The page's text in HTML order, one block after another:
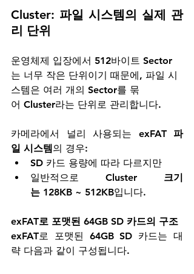
Cluster: 파일 시스템의 실제 관
리 단위
운영체제 입장에서 512바이트 Sector
는 너무 작은 단위이기 때문에, 파일 시
스템은 여러 개의 Sector를 묶
어 Cluster라는 단위로 관리합니다.
카메라에서 널리 사용되는 exFAT 파
일 시스템의 경우:
SD 카드 용량에 따라 다르지만
일반적으로 Cluster 크기
는 128KB ~ 512KB입니다.
exFAT로 포맷된 64GB SD 카드의 구조
exFAT로 포맷된 64GB SD 카드는 대
략 다음과 같이 구성됩니다.